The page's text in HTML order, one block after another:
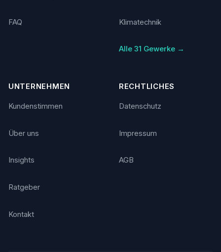
FAQ Klimatechnik
Alle 31 Gewerke →
UNTERNEHMEN
Kundenstimmen
Über uns
Insights
Ratgeber
Kontakt
RECHTLICHES
Datenschutz
Impressum
AGB